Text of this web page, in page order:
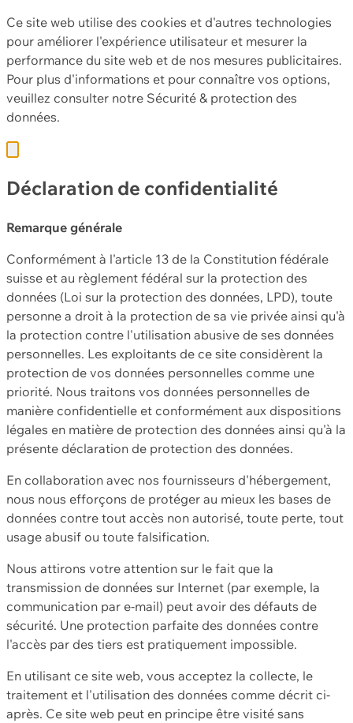
Ce site web utilise des cookies et d'autres technologies
pour améliorer l'expérience utilisateur et mesurer la
performance du site web et de nos mesures publicitaires.
Pour plus d'informations et pour connaître vos options,
veuillez consulter notre Sécurité & protection des
données.
Déclaration de confidentialité
Remarque générale
Conformément à l'article 13 de la Constitution fédérale
suisse et au règlement fédéral sur la protection des
données (Loi sur la protection des données, LPD), toute
personne a droit à la protection de sa vie privée ainsi qu'à
la protection contre l'utilisation abusive de ses données
personnelles. Les exploitants de ce site considèrent la
protection de vos données personnelles comme une
priorité. Nous traitons vos données personnelles de
manière confidentielle et conformément aux dispositions
légales en matière de protection des données ainsi qu'à la
présente déclaration de protection des données.
En collaboration avec nos fournisseurs d'hébergement,
nous nous efforçons de protéger au mieux les bases de
données contre tout accès non autorisé, toute perte, tout
usage abusif ou toute falsification.
Nous attirons votre attention sur le fait que la
transmission de données sur Internet (par exemple, la
communication par e-mail) peut avoir des défauts de
sécurité. Une protection parfaite des données contre
l'accès par des tiers est pratiquement impossible.
En utilisant ce site web, vous acceptez la collecte, le
traitement et l'utilisation des données comme décrit ci-
après. Ce site web peut en principe être visité sans